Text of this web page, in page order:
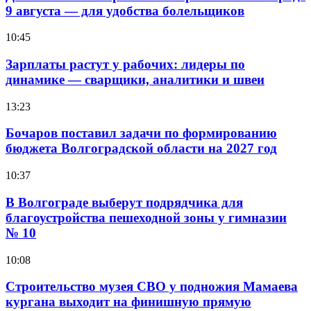
9 августа — для удобства болельщиков
10:45
Зарплаты растут у рабочих: лидеры по
динамике — сварщики, аналитики и швеи
13:23
Бочаров поставил задачи по формированию
бюджета Волгоградской области на 2027 год
10:37
В Волгограде выберут подрядчика для
благоустройства пешеходной зоны у гимназии
№ 10
10:08
Строительство музея СВО у подножия Мамаева
кургана выходит на финишную прямую